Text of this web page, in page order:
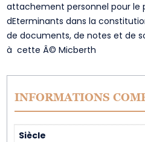
attachement personnel pour le
dEterminants dans la
de documents, de notes et de
à cette Â© Micberth
INFORMATIONS
Siècle